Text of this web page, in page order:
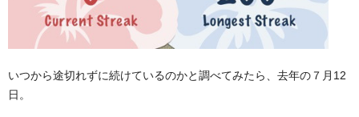
いつから途切れずに続けているのかと調べてみたら、去年の７月12
日。